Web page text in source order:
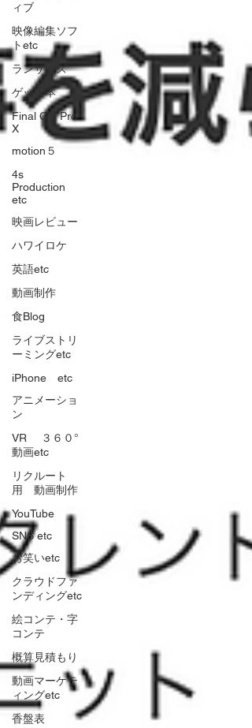
ィブ
映像編集ソフ
トetc
ランサーズ
ゲット本
Final Cut Pro
X
motion５
4s
Production
etc
映画レビュー
ハワイロケ
英語etc
動画制作
食Blog
ライブストリ
ーミングetc
iPhone etc
アニメーショ
ン
VR ３６０°
動画etc
リクルート
用 動画制作
YouTube
SNS etc
お笑いetc
クラウドファ
ンディングetc
絵コンテ・字
コンテ
概算見積もり
動画マーケテ
ィングetc
香盤表